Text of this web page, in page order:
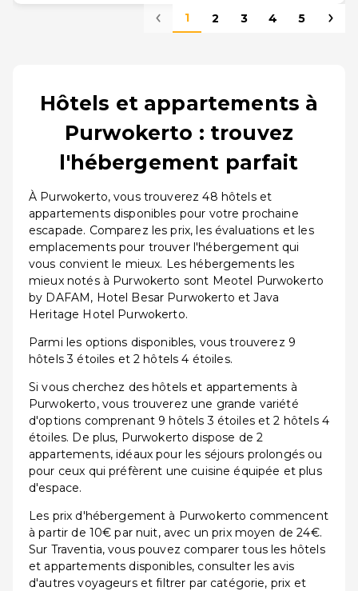
1 2 3 4 5
Hôtels et appartements à
Purwokerto : trouvez
l'hébergement parfait
À Purwokerto, vous trouverez 48 hôtels et
appartements disponibles pour votre prochaine
escapade. Comparez les prix, les évaluations et les
emplacements pour trouver l'hébergement qui
vous convient le mieux. Les hébergements les
mieux notés à Purwokerto sont Meotel Purwokerto
by DAFAM, Hotel Besar Purwokerto et Java
Heritage Hotel Purwokerto.
Parmi les options disponibles, vous trouverez 9
hôtels 3 étoiles et 2 hôtels 4 étoiles.
Si vous cherchez des hôtels et appartements à
Purwokerto, vous trouverez une grande variété
d'options comprenant 9 hôtels 3 étoiles et 2 hôtels 4
étoiles. De plus, Purwokerto dispose de 2
appartements, idéaux pour les séjours prolongés ou
pour ceux qui préfèrent une cuisine équipée et plus
d'espace.
Les prix d'hébergement à Purwokerto commencent
à partir de 10€ par nuit, avec un prix moyen de 24€.
Sur Traventia, vous pouvez comparer tous les hôtels
et appartements disponibles, consulter les avis
d'autres voyageurs et filtrer par catégorie, prix et